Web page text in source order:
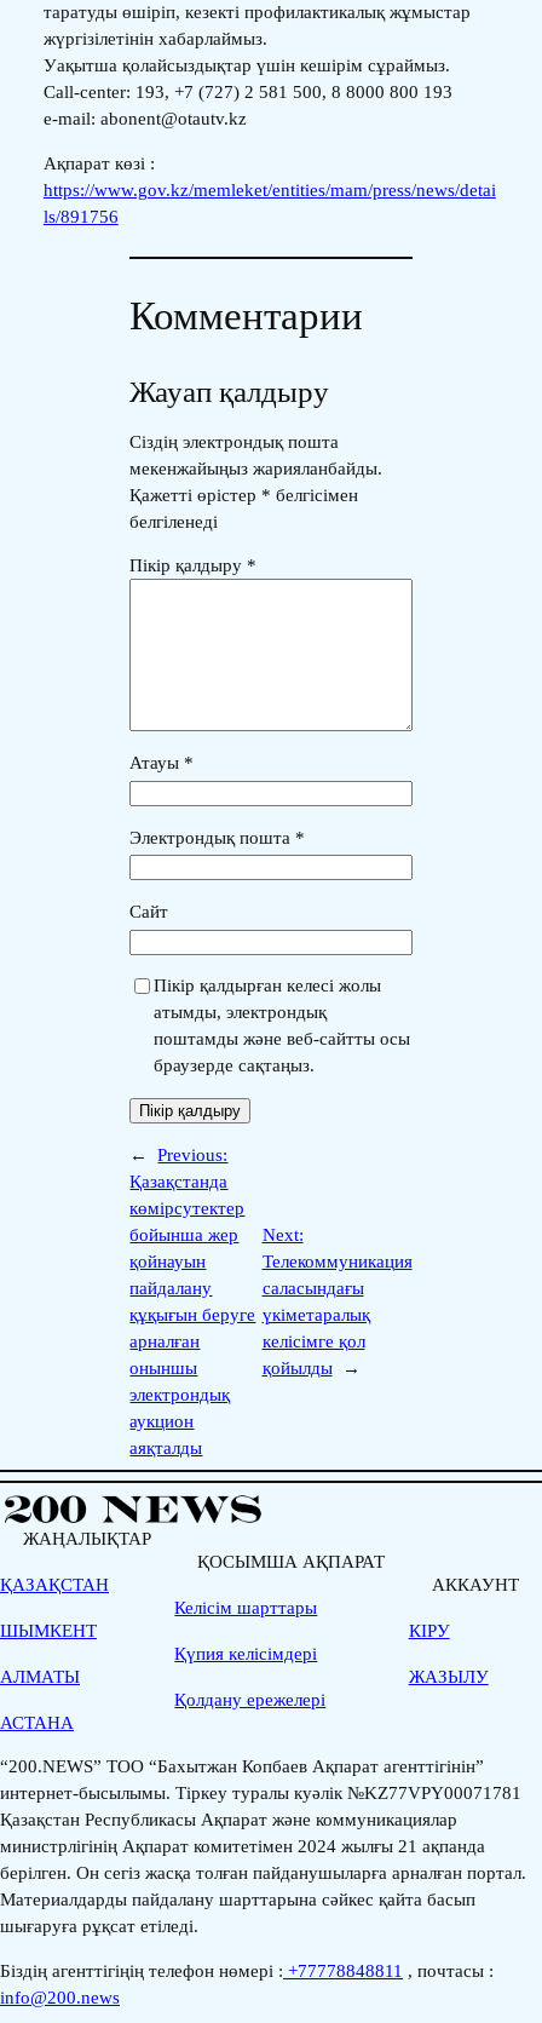
таратуды өшіріп, кезекті профилактикалық жұмыстар
жүргізілетінін хабарлаймыз.
Уақытша қолайсыздықтар үшін кешірім сұраймыз.
Сall-сenter: 193, +7 (727) 2 581 500, 8 8000 800 193
e-mail: abonent@otautv.kz
Ақпарат көзі :
https://www.gov.kz/memleket/entities/mam/press/news/detai
ls/891756
Комментарии
Жауап қалдыру
Сіздің электрондық пошта
мекенжайыңыз жарияланбайды.
Қажетті өрістер * белгісімен
белгіленеді
Пікір қалдыру *
Атауы *
Электрондық пошта *
Сайт
Пікір қалдырған келесі жолы
атымды, электрондық
поштамды және веб-сайтты осы
браузерде сақтаңыз.
←
Previous:
Қазақстанда
көмірсутектер
бойынша жер
қойнауын
пайдалану
құқығын беруге
арналған
оныншы
электрондық
аукцион
аяқталды
Next:
Телекоммуникация
саласындағы
үкіметаралық
келісімге қол
қойылды
→
ЖАҢАЛЫҚТАР
ҚАЗАҚСТАН
ШЫМКЕНТ
АЛМАТЫ
АСТАНА
ҚОСЫМША АҚПАРАТ
Келісім шарттары
Қүпия келісімдері
Қолдану ережелері
АККАУНТ
КІРУ
ЖАЗЫЛУ
“200.NEWS” ТОО “Бахытжан Копбаев Ақпарат агенттігінін”
интернет-бысылымы. Тіркеу туралы куәлік №KZ77VPY00071781
Қазақстан Республикасы Ақпарат және коммуникациялар
министрлігінің Ақпарат комитетімен 2024 жылғы 21 ақпанда
берілген. Он сегіз жасқа толған пайданушыларға арналған портал.
Материалдарды пайдалану шарттарына сәйкес қайта басып
шығаруға рұқсат етіледі.
Біздің агенттігіңің телефон нөмері : +77778848811 , почтасы :
info@200.news